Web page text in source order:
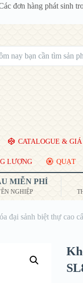
đơn hàng phát
CATALOGUE &
LƯỢNG QUẠT
MIỄN PHÍ
NGHIỆP
đại sảnh biệt thự cao